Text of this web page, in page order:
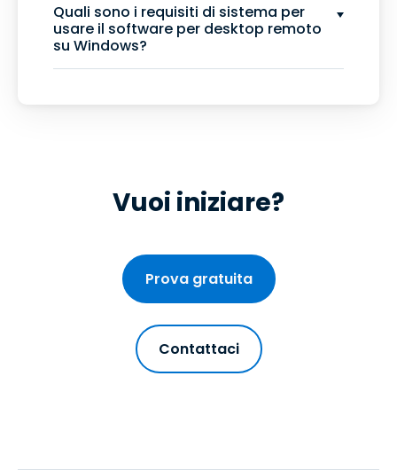
Quali sono i requisiti di sistema per
usare il software per desktop remoto
su Windows?
Vuoi iniziare?
Prova gratuita
Contattaci